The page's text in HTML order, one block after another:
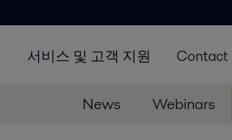
서비스 및 고객 지원 Contact
News Webinars